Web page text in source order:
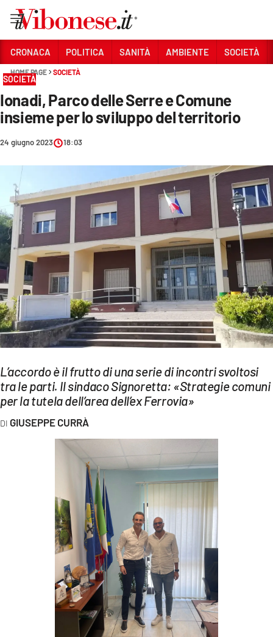
Sezioni
CRONACA
POLITICA
SANITÀ
AMBIENTE
SOCIETÀ
CULTURA
ECONOMIA E LAVORO
EVENTI
SPORT
Streaming
LAC NETWORK
LACONAIR.IT
LACITYMAG.IT
ILREGGINO.IT
COSENZACHANNEL.IT
CRONACA POLITICA SANITÀ AMBIENTE SOCIETÀ
HOME PAGE SOCIETÀ
SOCIETÀ
Ionadi, Parco delle Serre e Comune
insieme per lo sviluppo del territorio
24 giugno 2023 18:03
L’accordo è il frutto di una serie di incontri svoltosi
tra le parti. Il sindaco Signoretta: «Strategie comuni
per la tutela dell’area dell’ex Ferrovia»
GIUSEPPE CURRÀ